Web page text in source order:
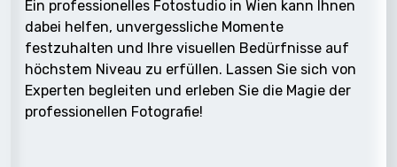
Ein professionelles Fotostudio in Wien kann Ihnen
dabei helfen, unvergessliche Momente
festzuhalten und Ihre visuellen Bedürfnisse auf
höchstem Niveau zu erfüllen. Lassen Sie sich von
Experten begleiten und erleben Sie die Magie der
professionellen Fotografie!